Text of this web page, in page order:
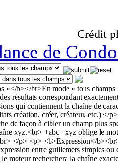
Crédit
de